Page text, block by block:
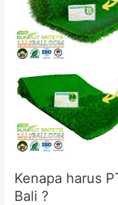
Kenapa harus
Bali ?